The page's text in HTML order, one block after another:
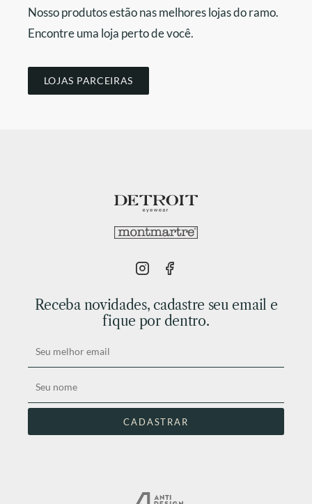
Nosso produtos estão nas melhores lojas do ramo.
Encontre uma loja perto de você.
LOJAS PARCEIRAS
Receba novidades, cadastre seu email e
fique por dentro.